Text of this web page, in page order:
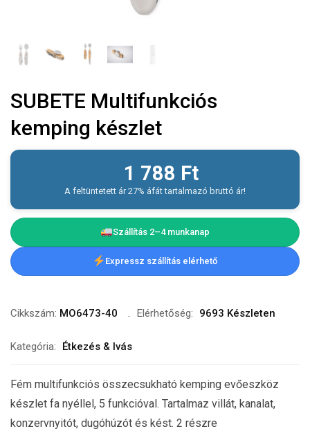
SUBETE Multifunkciós
kemping készlet
1 788 Ft
A feltüntetett ár 27% áfát tartalmazó bruttó ár!
Szállítás 2–4 munkanap
Expressz szállítás elérhető
Cikkszám: MO6473-40 Elérhetőség: 9693 Készleten
Kategória: Étkezés & Ivás
Fém multifunkciós összecsukható kemping evőeszköz
készlet fa nyéllel, 5 funkcióval. Tartalmaz villát, kanalat,
konzervnyitót, dugóhúzót és kést. 2 részre